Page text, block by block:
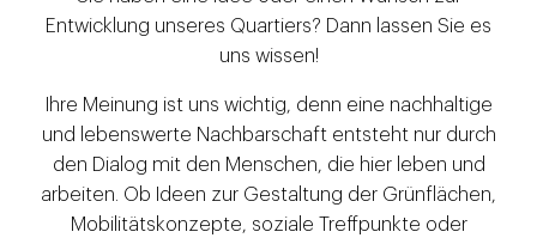
Entwicklung unseres Quartiers? Dann lassen Sie es
uns wissen!
Ihre Meinung ist uns wichtig, denn eine nachhaltige
und lebenswerte Nachbarschaft entsteht nur durch
den Dialog mit den Menschen, die hier leben und
arbeiten. Ob Ideen zur Gestaltung der Grünflächen,
Mobilitätskonzepte, soziale Treffpunkte oder